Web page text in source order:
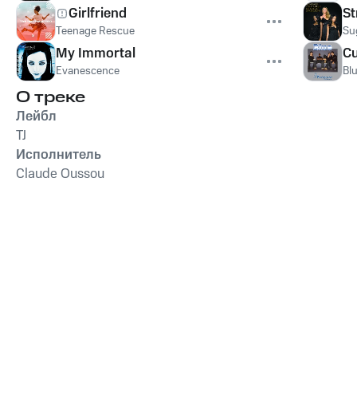
Girlfriend
Teenage Rescue
My Immortal
Evanescence
О треке
Лейбл
TJ
Исполнитель
Claude Oussou